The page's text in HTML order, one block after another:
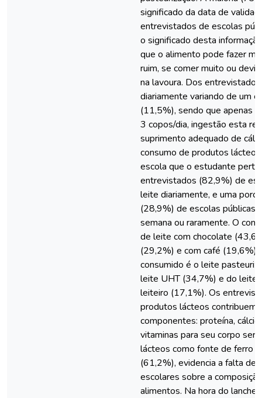
significado da data de
entrevistados de escolas
o significado desta
que o alimento pode fazer
ruim, se comer muito ou
na lavoura. Dos
diariamente variando de um
(11,5%), sendo que apenas
3 copos/dia, ingestão esta
suprimento adequado de
consumo de produtos
escola que o estudante
entrevistados (82,9%) de
leite diariamente, e uma
(28,9%) de escolas públicas,
semana ou raramente. O
de leite com chocolate
(29,2%) e com café
consumido é o leite
leite UHT (34,7%) e do leite
leiteiro (17,1%). Os
produtos lácteos contribuem
componentes: proteína,
vitaminas para seu corpo ser
lácteos como fonte de ferro
(61,2%), evidencia a falta de
escolares sobre a
alimentos. Na hora do